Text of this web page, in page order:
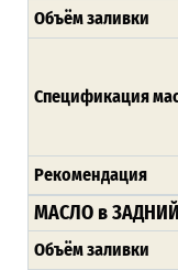
Объём заливки
Спецификация
Рекомендация
МАСЛО в
Объём заливки